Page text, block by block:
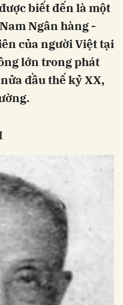
biết đến là một
Ngân hàng -
của người Việt tại
lớn trong phát
đầu thế kỷ XX,
Hủy